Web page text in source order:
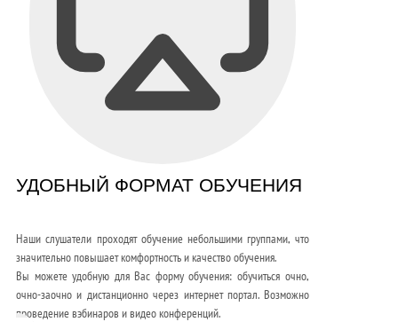
УДОБНЫЙ ФОРМАТ ОБУЧЕНИЯ
Наши слушатели проходят обучение небольшими группами, что
значительно повышает комфортность и качество обучения.
Вы можете удобную для Вас форму обучения: обучиться очно,
очно-заочно и дистанционно через интернет портал. Возможно
проведение вэбинаров и видео конференций.